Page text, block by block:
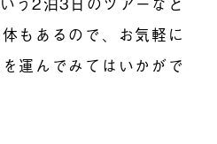
もあるので、お気軽に
運んでみてはいかがで